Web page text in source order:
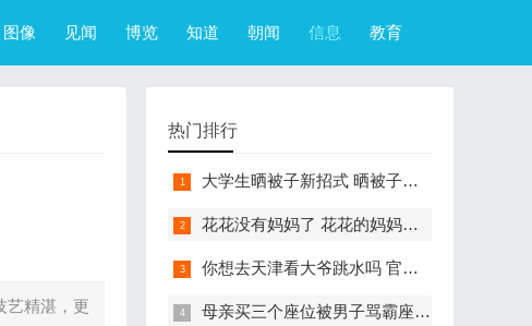
图像 见闻 博览 知道 朝闻 信息 教育
艺精湛，更
热门排行
大学生晒被子新招式 晒被子新花样实在太机智
花花没有妈妈了 花花的妈妈是哪只大熊猫
你想去天津看大爷跳水吗 官方回应天津大爷跳水成打卡点
母亲买三个座位被男子骂霸座 女子买3个座位被无座大爷骂哭怎么回事